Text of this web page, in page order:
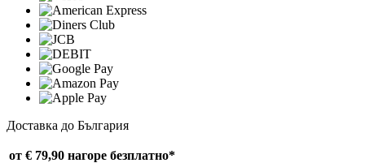
Доставка до България
от € 79,90 нагоре безплатно*